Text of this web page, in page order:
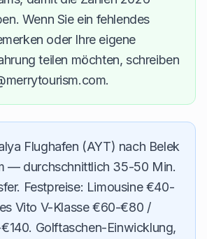
Wenn Sie ein fehlendes
oder Ihre eigene
teilen möchten, schreiben
Flughafen (AYT) nach Belek
— durchschnittlich 35-50 Min.
Festpreise: Limousine €40-
Vito V-Klasse €60-€80 /
Golftaschen-Einwicklung,